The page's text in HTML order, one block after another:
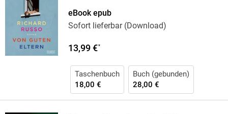
eBook epub
Sofort lieferbar (Download)
13,99 €*
Taschenbuch
18,00 €
Buch (gebunden)
28,00 €